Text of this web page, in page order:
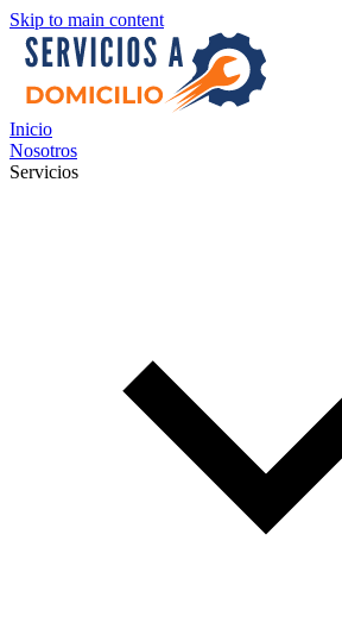
Skip to main content
Inicio
Nosotros
Servicios